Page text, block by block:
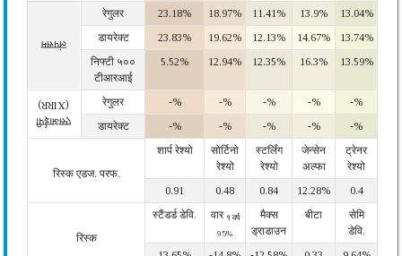
लंपसम
रेगुलर 23.18% 18.97% 11.41% 13.9%
13.04%
डायरेक्ट
23.83% 19.62% 12.13% 14.67%
13.74%
निफ्टी ५००
टीआरआई
5.52% 12.94% 12.35% 16.3% 13.59%
एसआईपी
(XIRR) रेगुलर -% -% -% -%
-%
डायरेक्ट
-% -% -% -% -%
रिस्क एडज. परफ.
शार्प रेश्यो
सोर्टिनो
रेश्यो
स्टर्लिंग
रेश्यो
जेन्सेन
अल्फा
ट्रेनर
रेश्यो
0.91
0.48 0.84 12.28% 0.4
रिस्क
स्टैंडर्ड डेवि. वार १ वर्ष
95%
मैक्स
ड्राडाउन
बीटा
सेमि
डेवि.